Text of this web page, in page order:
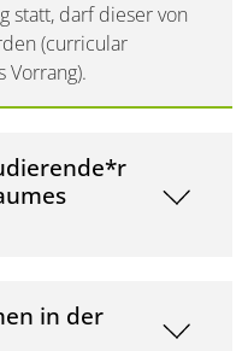
statt, darf dieser von
(curricular
Vorrang).
in der